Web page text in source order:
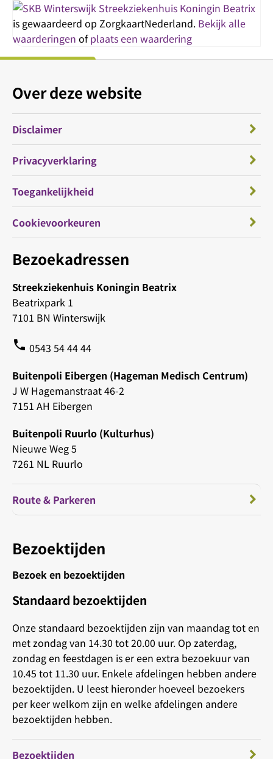
Streekziekenhuis Koningin Beatrix
is gewaardeerd op ZorgkaartNederland. Bekijk alle
waarderingen ofplaats een waardering
Bezoekadressen
Streekziekenhuis Koningin Beatrix
Beatrixpark 1
7101 BN Winterswijk
phone 0543 54 44 44
Buitenpoli Eibergen (Hageman Medisch Centrum)
J W Hagemanstraat 46-2
7151 AH Eibergen
Buitenpoli Ruurlo (Kulturhus)
Nieuwe Weg 5
7261 NL Ruurlo
Route & Parkeren
Bezoektijden
Bezoek en bezoektijden
Standaard bezoektijden
Onze standaard bezoektijden zijn van maandag tot en
met zondag van 14.30 tot 20.00 uur. Op zaterdag,
zondag en feestdagen is er een extra bezoekuur van
10.45 tot 11.30 uur. Enkele afdelingen hebben andere
bezoektijden. U leest hieronder hoeveel bezoekers
per keer welkom zijn en welke afdelingen andere
bezoektijden hebben.
Bezoektijden
Over deze website
Disclaimer
Privacyverklaring
Toegankelijkheid
Cookievoorkeuren